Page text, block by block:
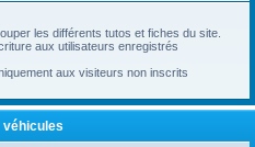
les différents tutos et fiches du site.
aux utilisateurs enregistrés
aux visiteurs non inscrits